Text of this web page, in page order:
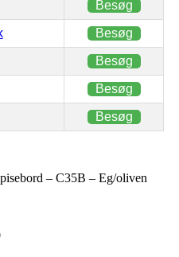
Besøg
Besøg
Besøg
Besøg
Besøg
– C35B – Eg/oliven